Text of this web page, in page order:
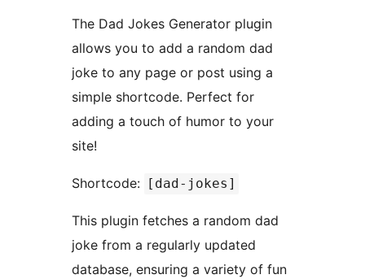
The Dad Jokes Generator plugin
allows you to add a random dad
joke to any page or post using a
simple shortcode. Perfect for
adding a touch of humor to your
site!
Shortcode: [dad-jokes]
This plugin fetches a random dad
joke from a regularly updated
database, ensuring a variety of fun